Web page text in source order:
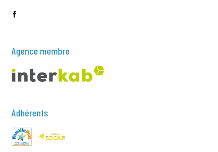
Agence membre
Adhérents